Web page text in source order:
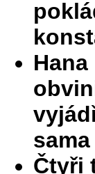
sama
Čtyři